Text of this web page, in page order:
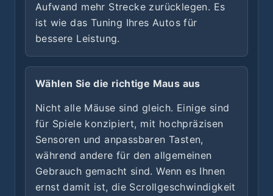
Aufwand mehr Strecke zurücklegen. Es
ist wie das Tuning Ihres Autos für
bessere Leistung.
Wählen Sie die richtige Maus aus
Nicht alle Mäuse sind gleich. Einige sind
für Spiele konzipiert, mit hochpräzisen
Sensoren und anpassbaren Tasten,
während andere für den allgemeinen
Gebrauch gemacht sind. Wenn es Ihnen
ernst damit ist, die Scrollgeschwindigkeit